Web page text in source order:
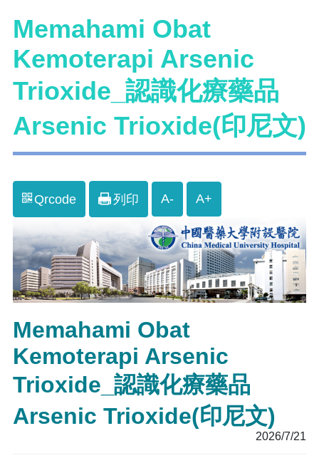
Memahami Obat
Kemoterapi Arsenic
Trioxide_認識化療藥品
Arsenic Trioxide(印尼文)
Qrcode 列印 A- A+
Memahami Obat
Kemoterapi Arsenic
Trioxide_認識化療藥品
Arsenic Trioxide(印尼文)
2026/7/21